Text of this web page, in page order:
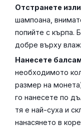
Отстранете
шампоана,
попийте с кърпа.
добре върху
Нанесете
необходимото
размер на
го нанесете по
тя е най-суха и
нанасянето в